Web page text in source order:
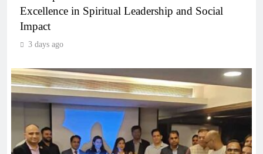
Excellence in Spiritual Leadership and Social
Impact
3 days ago